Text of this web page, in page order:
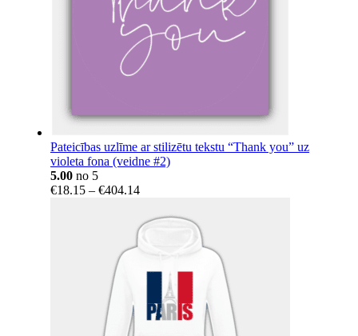
Pateicības uzlīme ar stilizētu tekstu “Thank you” uz
violeta fona (veidne #2)
5.00 no 5
€18.15 – €404.14Price
€18.15
through